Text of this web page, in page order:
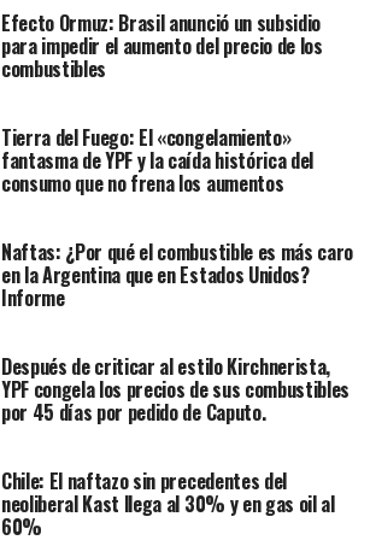
Efecto Ormuz: Brasil anunció un subsidio
para impedir el aumento del precio de los
combustibles
Tierra del Fuego: El «congelamiento»
fantasma de YPF y la caída histórica del
consumo que no frena los aumentos
Naftas: ¿Por qué el combustible es más caro
en la Argentina que en Estados Unidos?
Informe
Después de criticar al estilo Kirchnerista,
YPF congela los precios de sus combustibles
por 45 días por pedido de Caputo.
Chile: El naftazo sin precedentes del
neoliberal Kast llega al 30% y en gas oil al
60%